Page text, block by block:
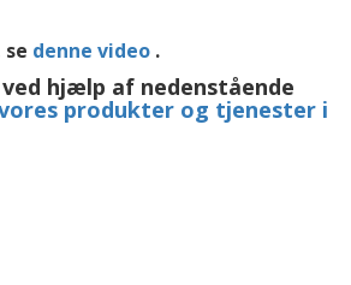
denne video .
hjælp af nedenstående
produkter og tjenester i